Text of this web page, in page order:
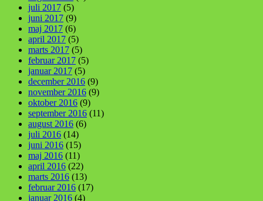
juli 2017 (5)
juni 2017 (9)
maj 2017 (6)
april 2017 (5)
marts 2017 (5)
februar 2017 (5)
januar 2017 (5)
december 2016 (9)
november 2016 (9)
oktober 2016 (9)
september 2016 (11)
august 2016 (6)
juli 2016 (14)
juni 2016 (15)
maj 2016 (11)
april 2016 (22)
marts 2016 (13)
februar 2016 (17)
januar 2016 (4)